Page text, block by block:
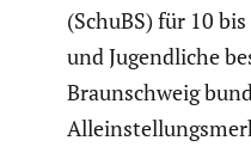
(SchuBS) für 10
und Jugendliche
Braunschweig